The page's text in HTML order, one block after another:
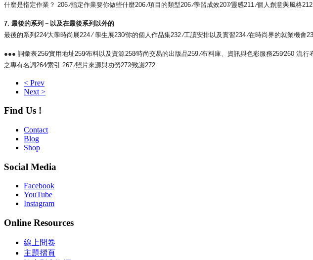
什麼是指定作業？ 206 ∕指定作業要你做些什麼206 ∕項目的類型206 ∕學習成效207∕靈感211 ∕個人創意與風格
7. 最後的系列－以及在最後系列以外的
最後的系列224∕大學時尚展224 ∕ 學生展230∕你的個人作品集232 ∕工讀安排以及實習234 ∕在時尚界的就業機會
●●● 詞彙表256∕實用地址259∕布料以及資源258∕時尚交易的出版品259 ∕布料庫、資訊與色彩服務259∕260 流
之專有名詞264∕索引 267 ∕照片來源與功勞272∕致謝272
< Prev
Next >
Find Us !
Contact
Blog
Shop
Social Media
Facebook
YouTube
Instagram
Online Resources
線上問卷
主題摺頁